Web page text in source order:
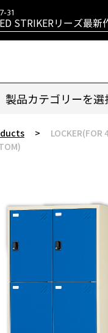
RETURNS発売！
31
STRIKERリーズ最新
HYBRID発売！
31
シリーズ復活！
発売！
業レディース ［THE
ント 2026 優勝！
BADGERシリーズ最
BADGER
製品カテゴリーを選
> LOCKER(FOR